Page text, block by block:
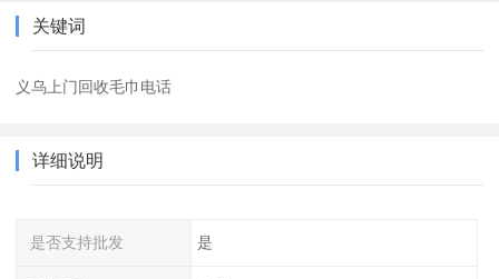
关键词
义乌上门回收毛巾电话
详细说明
是否支持批发 是